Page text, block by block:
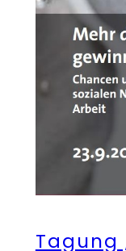
Tagung